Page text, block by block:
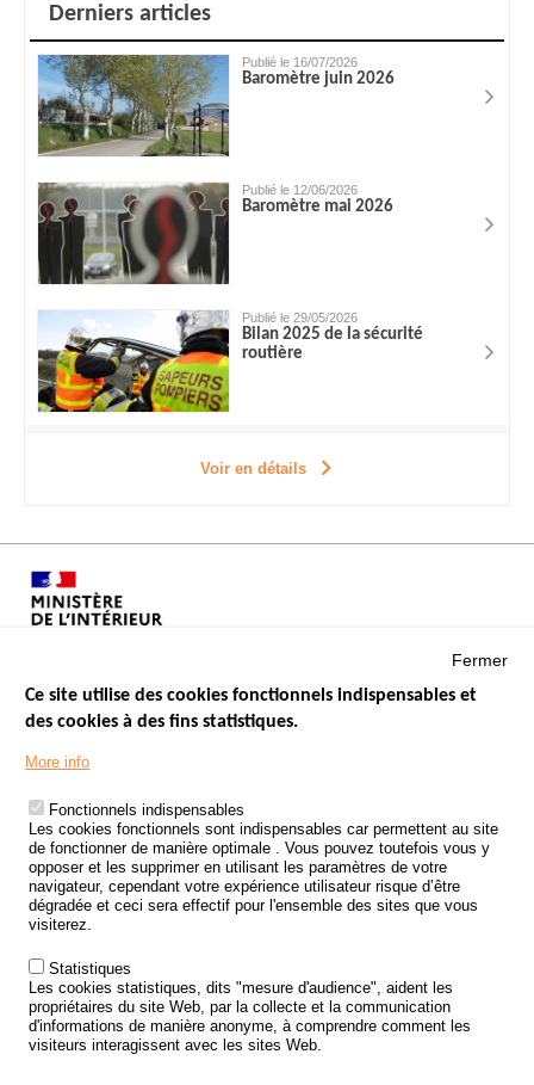
Derniers articles
Publié le 16/07/2026
Baromètre juin 2026
Publié le 12/06/2026
Baromètre mai 2026
Publié le 29/05/2026
Bilan 2025 de la sécurité
routière
Voir en détails
Menu
Footer
LES SITES PUBLICS
ÉTAT DE L’INSÉCURITÉ ROUTIÈRE
TRAITEMENT DES DONNÉES PERSONNELLES DES ACCIDENTS DE
LA ROUTE
ETUDES ET RECHERCHES
APPEL À PROJETS
POLITIQUE DE SÉCURITÉ ROUTIÈRE
Outils
AGENDA
Fermer
Ce site utilise des cookies fonctionnels indispensables et
des cookies à des fins statistiques.
More info
Fonctionnels indispensables
Les cookies fonctionnels sont indispensables car permettent au site
de fonctionner de manière optimale . Vous pouvez toutefois vous y
opposer et les supprimer en utilisant les paramètres de votre
navigateur, cependant votre expérience utilisateur risque d’être
dégradée et ceci sera effectif pour l'ensemble des sites que vous
visiterez.
Statistiques
Les cookies statistiques, dits "mesure d'audience", aident les
propriétaires du site Web, par la collecte et la communication
d'informations de manière anonyme, à comprendre comment les
visiteurs interagissent avec les sites Web.